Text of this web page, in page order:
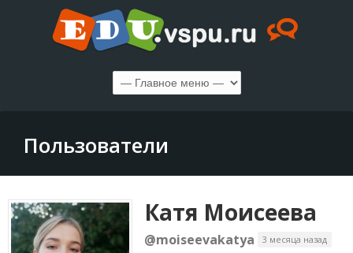
Пользователи
Катя Моисеева
@moiseevakatya 3 месяца назад